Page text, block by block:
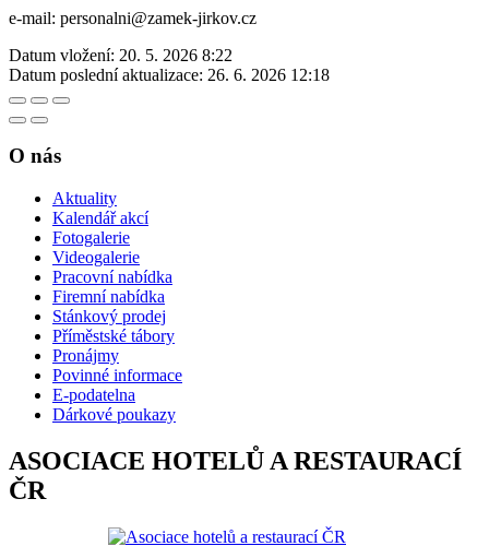
e-mail: personalni@zamek-jirkov.cz
Datum vložení: 20. 5. 2026 8:22
Datum poslední aktualizace: 26. 6. 2026 12:18
O nás
Aktuality
Kalendář akcí
Fotogalerie
Videogalerie
Pracovní nabídka
Firemní nabídka
Stánkový prodej
Příměstské tábory
Pronájmy
Povinné informace
E-podatelna
Dárkové poukazy
ASOCIACE HOTELŮ A RESTAURACÍ
ČR